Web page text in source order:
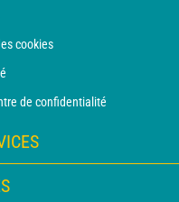
cookies
de confidentialité
Xpert